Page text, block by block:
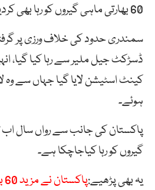
60 بھارتی ماہی گیروں کو رہا بھی کردیا تھا۔
سمندری حدود کی خلاف ورزی پر
ڈسڑکٹ جیل ملیر سے رہا کیا گیا،
کینٹ اسٹیشن لایا گیا جہاں سے وہ
ہوئے۔
پاکستان کی جانب سے رواں سال اب
گیروں کو رہا کیاجاچکا ہے۔
یہ بھی پڑھیے: